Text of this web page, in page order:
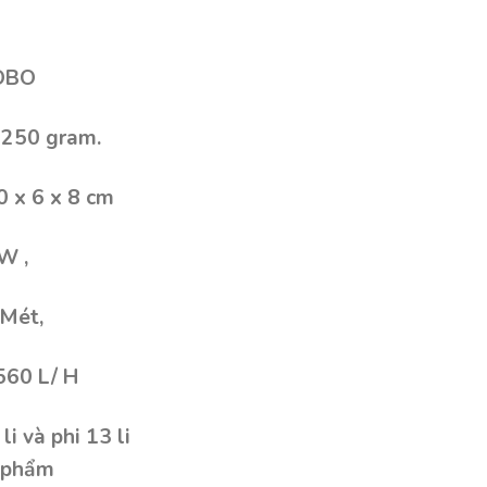
gram.
x 6 x 8 cm
,
L/ H
li và phi 13 li